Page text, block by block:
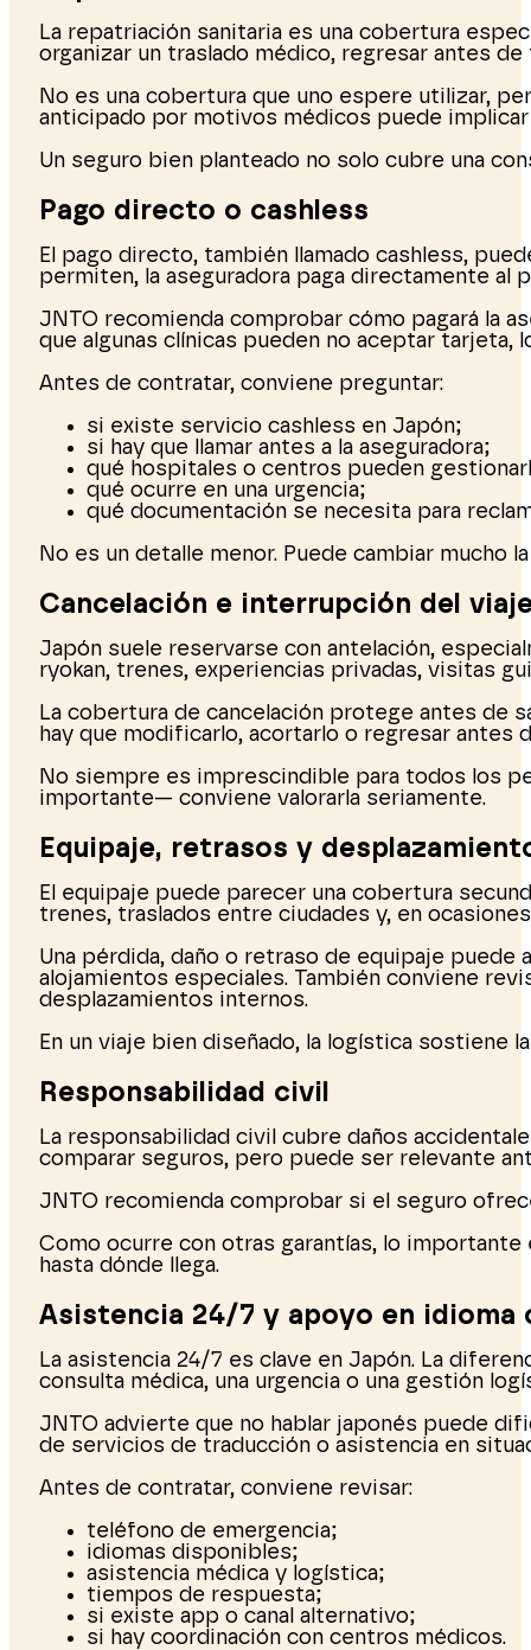
La repatriación sanitaria es una cobertura
organizar un traslado médico, regresar antes
No es una cobertura que uno espere utilizar,
anticipado por motivos médicos puede
Un seguro bien planteado no solo cubre una
Pago directo o cashless
El pago directo, también llamado cashless,
permiten, la aseguradora paga directamente al
JNTO recomienda comprobar cómo pagará la
que algunas clínicas pueden no aceptar
Antes de contratar, conviene preguntar:
si existe servicio cashless en Japón;
si hay que llamar antes a la aseguradora;
qué hospitales o centros pueden
qué ocurre en una urgencia;
qué documentación se necesita para
No es un detalle menor. Puede cambiar mucho
Cancelación e interrupción del
Japón suele reservarse con antelación,
ryokan, trenes, experiencias privadas, visitas
La cobertura de cancelación protege antes de
hay que modificarlo, acortarlo o regresar antes
No siempre es imprescindible para todos los
importante— conviene valorarla seriamente.
Equipaje, retrasos y
El equipaje puede parecer una cobertura
trenes, traslados entre ciudades y, en
Una pérdida, daño o retraso de equipaje
alojamientos especiales. También conviene
desplazamientos internos.
En un viaje bien diseñado, la logística sostiene
Responsabilidad civil
La responsabilidad civil cubre daños
comparar seguros, pero puede ser relevante
JNTO recomienda comprobar si el seguro
Como ocurre con otras garantías, lo
hasta dónde llega.
Asistencia 24/7 y apoyo en idioma
La asistencia 24/7 es clave en Japón. La
consulta médica, una urgencia o una gestión
JNTO advierte que no hablar japonés puede
de servicios de traducción o asistencia en
Antes de contratar, conviene revisar:
teléfono de emergencia;
idiomas disponibles;
asistencia médica y logística;
tiempos de respuesta;
si existe app o canal alternativo;
si hay coordinación con centros médicos.